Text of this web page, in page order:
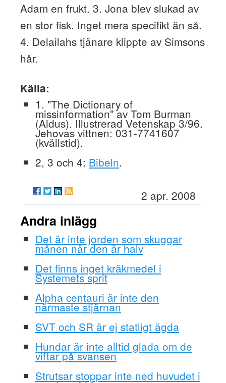
Adam en frukt. 3. Jona blev slukad av
en stor fisk. Inget mera specifikt än så.
4. Delailahs tjänare klippte av Simsons
hår.
Källa:
1. "The Dictionary of
missinformation" av Tom Burman
(Aldus). Illustrerad Vetenskap 3/96.
Jehovas vittnen: 031-7741607
(kvällstid).
2, 3 och 4: Bibeln.
2 apr. 2008
Andra inlägg
Det är inte jorden som skuggar
månen när den är halv
Det finns inget kräkmedel i
Systemets sprit
Alpha centauri är inte den
närmaste stjärnan
SVT och SR är ej statligt ägda
Hundar är inte alltid glada om de
viftar på svansen
Strutsar stoppar inte ned huvudet i